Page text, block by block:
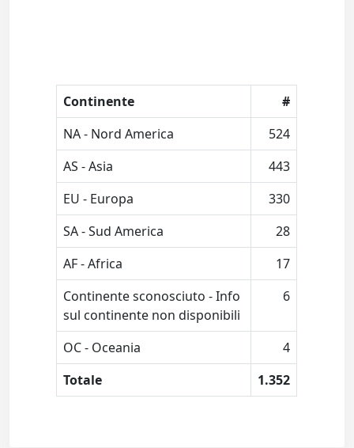
Continente
#
NA - Nord America
524
AS - Asia
443
EU - Europa
330
SA - Sud America
28
AF - Africa
17
Continente sconosciuto - Info
sul continente non disponibili
6
OC - Oceania
4
Totale
1.352